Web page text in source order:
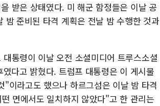
받은 상태였다. 미 해군 함정들은 이날 공
밤 준비된 타격 계획은 전날 밤 수행한 것과
통령이 이날 오전 소셜미디어 트루스소셜
다고 밝혔다. 트럼프 대통령은 이 게시물
이라고도 했으나 하르그섬은 이날 밤 타격
면에서도 일치하지 않았다"고 한 관리는